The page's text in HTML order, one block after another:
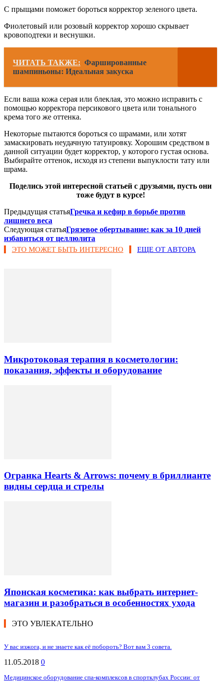
С прыщами поможет бороться корректор зеленого цвета.
Фиолетовый или розовый корректор хорошо скрывает
кровоподтеки и веснушки.
ЧИТАТЬ ТАКЖЕ: Фаршированные
шампиньоны: Идеальная закуска
Если ваша кожа серая или блеклая, это можно исправить с
помощью корректора персикового цвета или тонального
крема того же оттенка.
Некоторые пытаются бороться со шрамами, или хотят
замаскировать неудачную татуировку. Хорошим средством в
данной ситуации будет корректор, у которого густая основа.
Выбирайте оттенок, исходя из степени выпуклости тату или
шрама.
Поделись этой интересной статьей с друзьями, пусть они
тоже будут в курсе!
Предыдущая статьяГречка и кефир в борьбе против
лишнего веса
Следующая статьяГрязевое обертывание: как за 10 дней
избавиться от целлюлита
ЭТО МОЖЕТ БЫТЬ ИНТЕРЕСНО ЕЩЕ ОТ АВТОРА
Микротоковая терапия в косметологии:
показания, эффекты и оборудование
Огранка Hearts & Arrows: почему в бриллианте
видны сердца и стрелы
Японская косметика: как выбрать интернет-
магазин и разобраться в особенностях ухода
ЭТО УВЛЕКАТЕЛЬНО
У вас изжога, и не знаете как её побороть? Вот вам 3 совета.
11.05.2018 0
Медицинское оборудование спа-комплексов в спортклубах России: от